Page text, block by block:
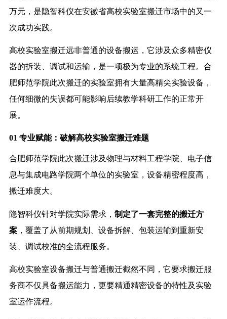
万元，是隐智科仪在安徽省高校实验室搬迁市场中的又一
次成功实践。
高校实验室搬迁远非普通的设备搬运，它涉及众多精密仪
器的拆装、调试和运输，是一项极为专业的系统工程。合
肥师范学院此次搬迁的实验室拥有大量高精尖实验设备，
任何细微的失误都可能影响后续教学科研工作的正常开
展。
01 专业赋能：破解高校实验室搬迁难题
合肥师范学院此次搬迁涉及物理与材料工程学院、电子信
息与集成电路学院两个单位的实验室，设备精密程度高，
搬迁难度大。
隐智科仪针对学院实际需求， 制定了一套完整的搬迁方
案，覆盖了从前期规划、设备拆解、包装运输到重新安
装、调试校准的全流程服务。
高校实验室设备搬迁与普通搬迁截然不同，它要求搬迁服
务商不仅具备搬运能力，更要精通精密设备的特性及实验
室运作流程。